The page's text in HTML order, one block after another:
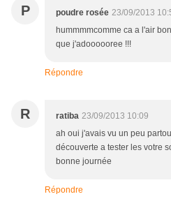
P poudre rosée 23/09/2013
hummmmcomme ca a l'air
que j'adoooooree !!!
Répondre
R ratiba 23/09/2013 10:09
ah oui j'avais vu un peu
découverte a tester les votre
bonne journée
Répondre